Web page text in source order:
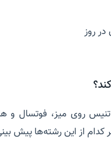
تنیس روی میز،
کدام از این رشته‌ها پیش